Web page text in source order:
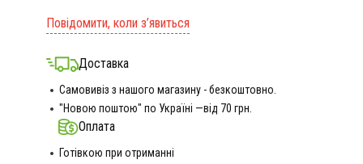
Повідомити, коли з’явиться
Доставка
Самовивіз з нашого магазину - безкоштовно.
"Новою поштою" по Україні —від 70 грн.
Оплата
Готівкою при отриманні